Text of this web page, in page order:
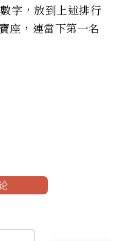
字，放到上述排行
座，連當下第一名